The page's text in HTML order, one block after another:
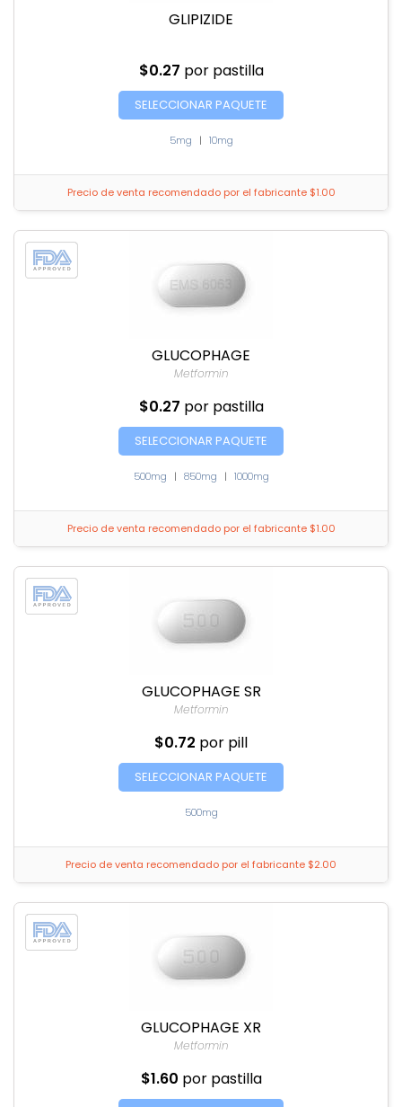
GLIPIZIDE
$0.27 por pastilla
SELECCIONAR PAQUETE
5mg | 10mg
Precio de venta recomendado por el fabricante $1.00
GLUCOPHAGE
Metformin
$0.27 por pastilla
SELECCIONAR PAQUETE
500mg | 850mg | 1000mg
Precio de venta recomendado por el fabricante $1.00
GLUCOPHAGE SR
Metformin
$0.72 por pill
SELECCIONAR PAQUETE
500mg
Precio de venta recomendado por el fabricante $2.00
GLUCOPHAGE XR
Metformin
$1.60 por pastilla